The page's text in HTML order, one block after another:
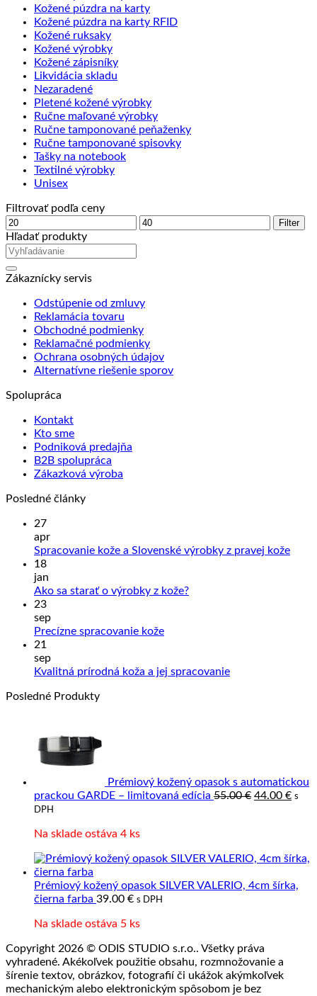
Kožené púzdra na karty
Kožené púzdra na karty RFID
Kožené ruksaky
Kožené výrobky
Kožené zápisníky
Likvidácia skladu
Nezaradené
Pletené kožené výrobky
Ručne maľované výrobky
Ručne tamponované peňaženky
Ručne tamponované spisovky
Tašky na notebook
Textilné výrobky
Unisex
Filtrovať podľa ceny
Minimálna
cena
Maximálna
Filter
Hľadať produkty
Zákaznícky servis
Odstúpenie od zmluvy
Reklamácia tovaru
Obchodné podmienky
Reklamačné podmienky
Ochrana osobných údajov
Alternatívne riešenie sporov
Spolupráca
Kontakt
Kto sme
Podniková predajňa
B2B spolupráca
Zákazková výroba
Posledné články
27
apr
Spracovanie kože a Slovenské výrobky z pravej kože
18
jan
Ako sa starať o výrobky z kože?Žiadne
o
23
sep
Precízne spracovanie kožeŽiadne
Precízne
21
sep
Kvalitná prírodná koža a jej spracovanieŽiadne
spracovanie
Posledné Produkty
Prémiový kožený opasok s automatickou
prackou GARDE – limitovaná edícia 55.00€ Pôvodná
44.00 € s
DPH
Na sklade ostáva 4 ks
Prémiový kožený opasok SILVER VALERIO, 4cm šírka,
čierna farba 39.00 € s DPH
Na sklade ostáva 5 ks
Copyright 2026 © ODIS STUDIO s.r.o.. Všetky práva
vyhradené. Akékoľvek použitie obsahu, rozmnožovanie a
šírenie textov, obrázkov, fotografií či ukážok akýmkoľvek
mechanickým alebo elektronickým spôsobom je bez